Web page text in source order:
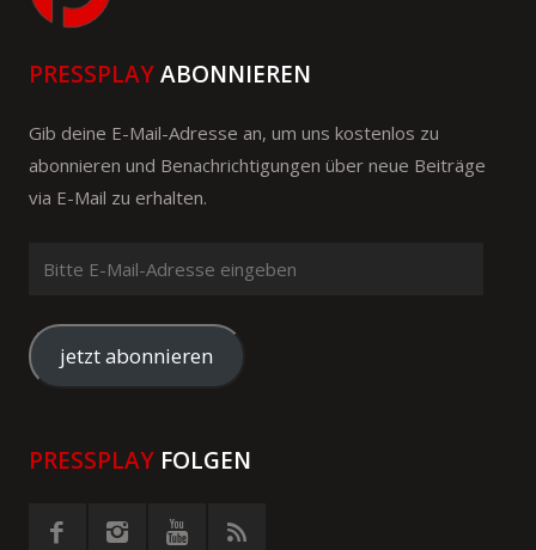
PRESSPLAYABONNIEREN
Gib deine E-Mail-Adresse an, um uns kostenlos zu
abonnieren und Benachrichtigungen über neue Beiträge
via E-Mail zu erhalten.
Mail-
Adresse
eingeben
jetzt abonnieren
PRESSPLAY FOLGEN